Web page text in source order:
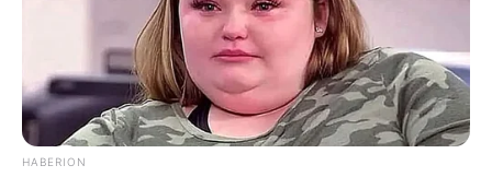
ΕΥΒΟΙΑ
ΠΑΡΑΛΙΕΣ ΕΥΒΟΙΑΣ
ΤΑΞΙΔΙ
ΤΣΙΛΑΡΟΣ
HABERION